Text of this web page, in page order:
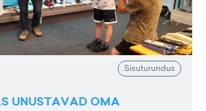
Sisuturundus
UNUSTAVAD OMA